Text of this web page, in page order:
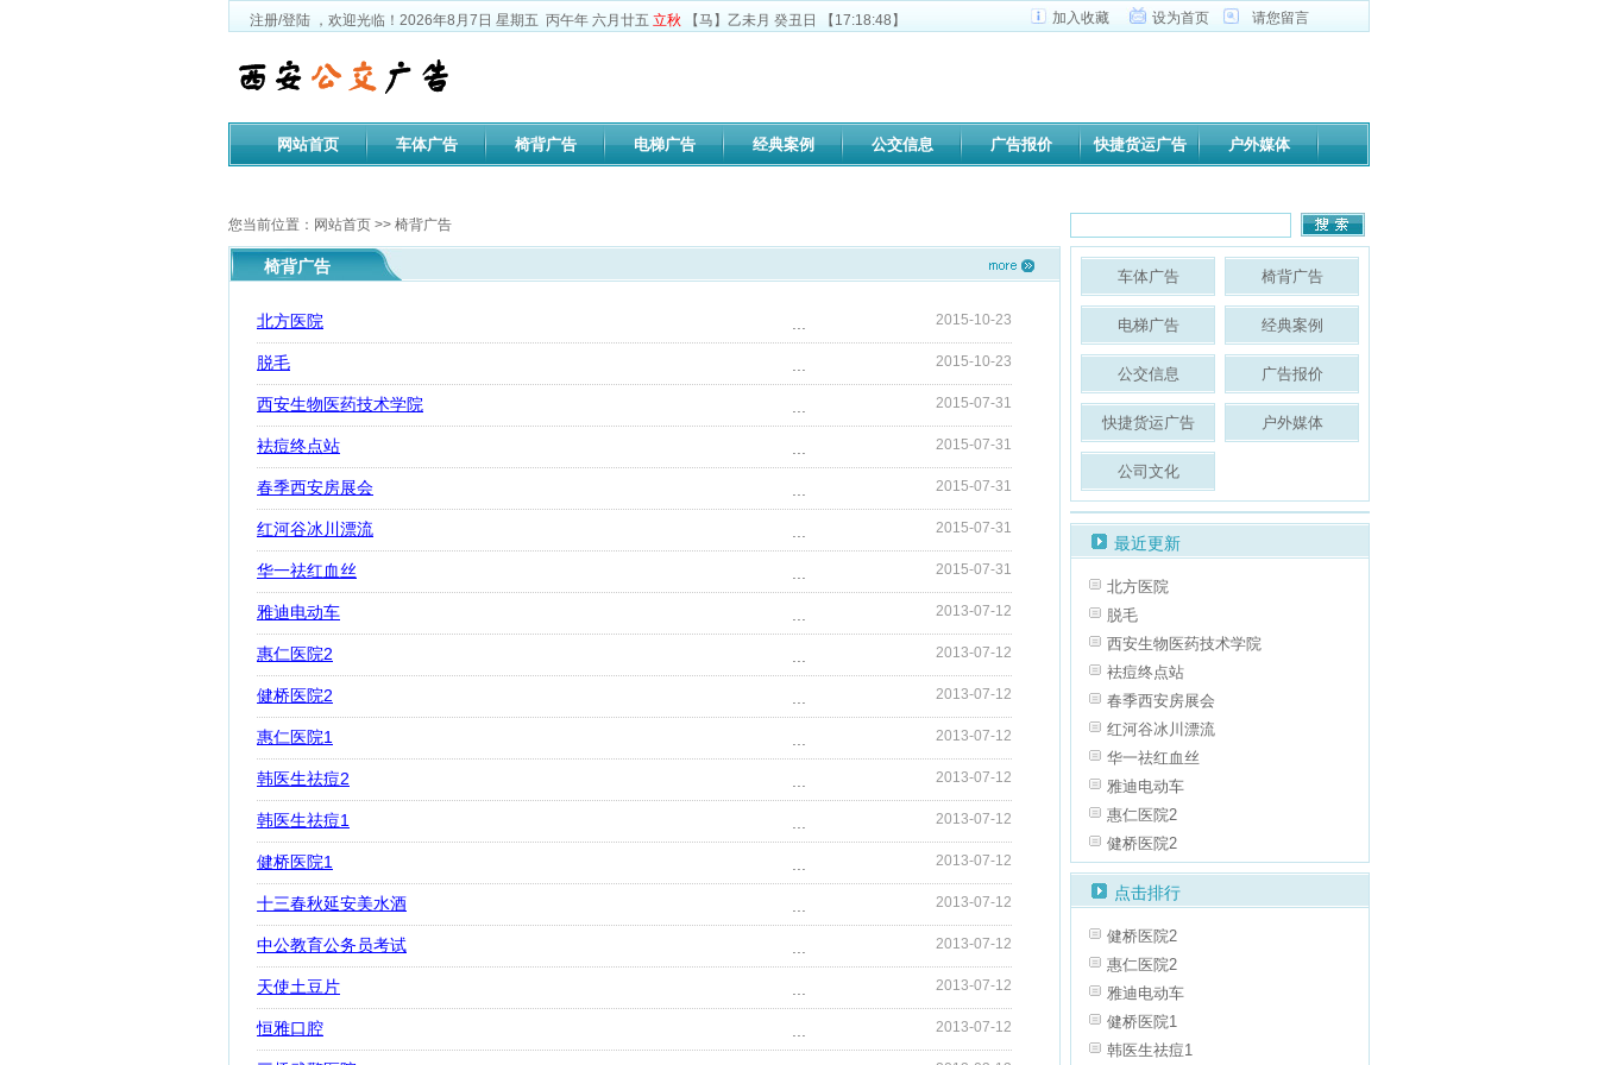
注册/登陆 ，欢迎光临！ 2026年8月7日 星期五 丙午年 六月廿五 立秋 【马】乙未月 癸丑日 【 17:18:48 】 加入收藏 设为首页 请您留言
网站首页 车体广告 椅背广告 电梯广告 经典案例 公交信息 广告报价 快捷货运广告 户外媒体
您当前位置： 网站首页 >> 椅背广告
椅背广告
北方医院 2015-10-23
脱毛 2015-10-23
西安生物医药技术学院 2015-07-31
袪痘终点站 2015-07-31
春季西安房展会 2015-07-31
红河谷冰川漂流 2015-07-31
华一祛红血丝 2015-07-31
雅迪电动车 2013-07-12
惠仁医院2 2013-07-12
健桥医院2 2013-07-12
惠仁医院1 2013-07-12
韩医生祛痘2 2013-07-12
韩医生祛痘1 2013-07-12
健桥医院1 2013-07-12
十三春秋延安美水酒 2013-07-12
中公教育公务员考试 2013-07-12
天使土豆片 2013-07-12
恒雅口腔 2013-07-12
车体广告 椅背广告
电梯广告 经典案例
公交信息 广告报价
快捷货运广告 户外媒体
公司文化
最近更新
北方医院
脱毛
西安生物医药技术学院
袪痘终点站
春季西安房展会
红河谷冰川漂流
华一祛红血丝
雅迪电动车
惠仁医院2
健桥医院2
点击排行
健桥医院2
惠仁医院2
雅迪电动车
健桥医院1
韩医生祛痘1